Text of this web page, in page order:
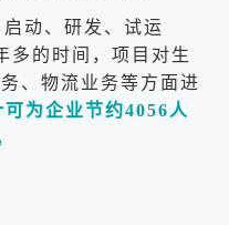
动、研发、试运
多的时间，项目对生
、物流业务等方面进
为企业节约4056人